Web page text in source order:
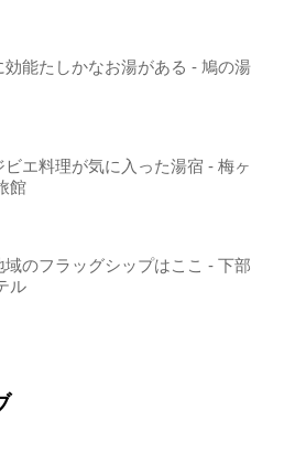
効能たしかなお湯がある - 鳩の湯
ビエ料理が気に入った湯宿 - 梅ヶ
館
域のフラッグシップはここ - 下部
ル